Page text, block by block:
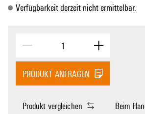
Verfügbarkeit derzeit nicht ermittelbar.
PRODUKT ANFRAGEN
Produkt vergleichen Beim